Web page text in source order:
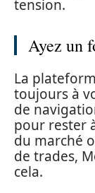
tension.
Ayez un
La
toujours à
de
pour rester
du marché
de trades,
cela.